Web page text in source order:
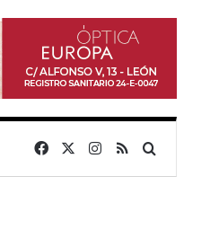
FacebookInstagram
RSS